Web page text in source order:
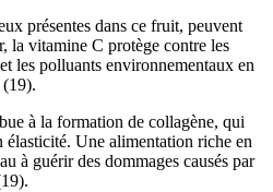
présentes dans ce fruit, peuvent
la vitamine C protège contre les
les polluants environnementaux en
(19).
à la formation de collagène, qui
élasticité. Une alimentation riche en
à guérir des dommages causés par
19).